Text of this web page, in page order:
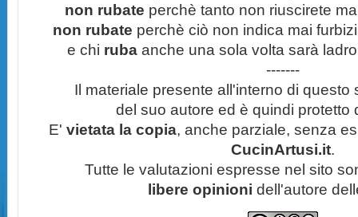
non rubate perchè tanto non riuscirete
non rubate perchè ciò non indica mai
e chi ruba anche una sola volta sarà
-------
Il materiale presente all'interno di questo
del suo autore ed è quindi protetto
E' vietata la copia, anche parziale, senza
CucinArtusi.it.
Tutte le valutazioni espresse nel sito
libere opinioni dell'autore